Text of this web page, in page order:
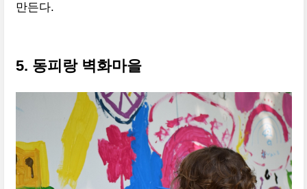
만든다.
5. 동피랑 벽화마을